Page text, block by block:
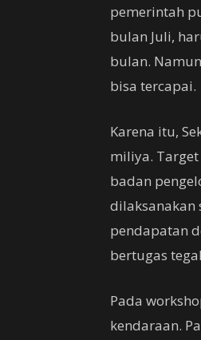
pemerintah
bulan Juli,
bulan.
bisa tercapai.
Karena itu,
miliya.
badan
dilaksanakan
pendapatan
bertugas
Pada
kendaraan.